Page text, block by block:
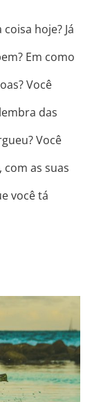
hoje? Já
Em como
Você
das
Você
com as suas
você tá
VAI!!